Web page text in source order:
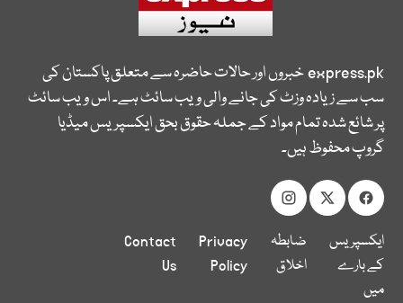
express.pkخبروں اور حالات حاضرہ سے متعلق پاکستان کی
سب سے زیادہ وزٹ کی جانے والی ویب سائٹ ہے۔ اس ویب سائٹ
پر شائع شدہ تمام مواد کے جملہ حقوق بحق ایکسپریس میڈیا
گروپ محفوظ ہیں۔
ایکسپریس
کے بارے
میں
ضابطہ
اخلاق
Privacy
Policy
Contact
Us